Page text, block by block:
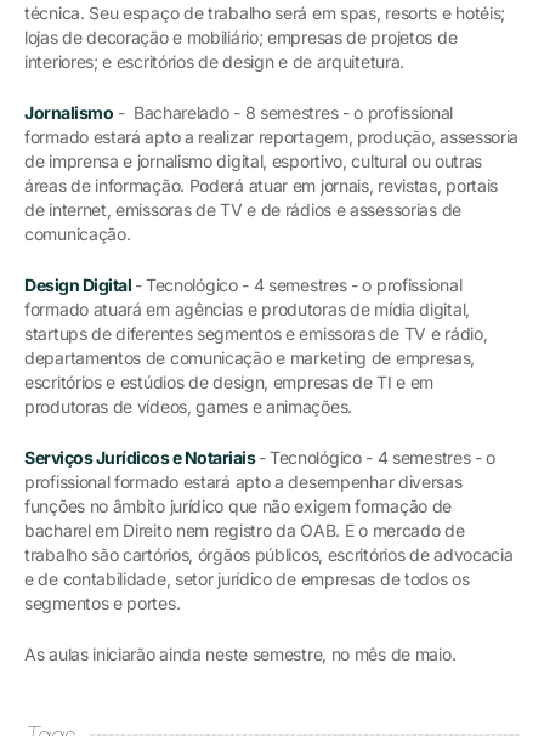
técnica. Seu espaço de trabalho será em spas, resorts e hotéis;
lojas de decoração e mobiliário; empresas de projetos de
interiores; e escritórios de design e de arquitetura.
Jornalismo - Bacharelado - 8 semestres - o profissional
formado estará apto a realizar reportagem, produção, assessoria
de imprensa e jornalismo digital, esportivo, cultural ou outras
áreas de informação. Poderá atuar em jornais, revistas, portais
de internet, emissoras de TV e de rádios e assessorias de
comunicação.
Design Digital - Tecnológico - 4 semestres - o profissional
formado atuará em agências e produtoras de mídia digital,
startups de diferentes segmentos e emissoras de TV e rádio,
departamentos de comunicação e marketing de empresas,
escritórios e estúdios de design, empresas de TI e em
produtoras de vídeos, games e animações.
Serviços Jurídicos e Notariais - Tecnológico - 4 semestres - o
profissional formado estará apto a desempenhar diversas
funções no âmbito jurídico que não exigem formação de
bacharel em Direito nem registro da OAB. E o mercado de
trabalho são cartórios, órgãos públicos, escritórios de advocacia
e de contabilidade, setor jurídico de empresas de todos os
segmentos e portes.
As aulas iniciarão ainda neste semestre, no mês de maio.